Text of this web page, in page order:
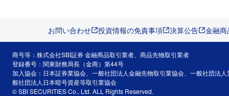
お問い合わせ 投資情報の免責事項 決算公告 金融
商号等：株式会社SBI証券 金融商品取引業者、商品先物取引業者
登録番号：関東財務局長（金商）第44号
加入協会：日本証券業協会、一般社団法人金融先物取引業協会、一般社団法
般社団法人日本暗号資産等取引業協会
© SBI SECURITIES Co., Ltd. ALL Rights Reserved.